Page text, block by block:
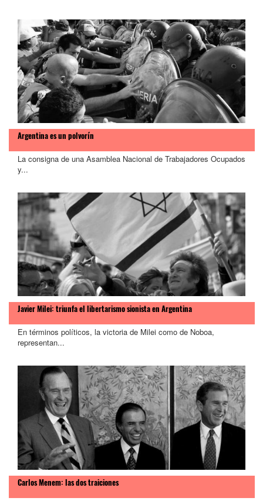
Argentina es un polvorín
La consigna de una Asamblea Nacional de Trabajadores Ocupados
y...
Javier Milei: triunfa el libertarismo sionista en Argentina
En términos políticos, la victoria de Milei como de Noboa,
representan...
Carlos Menem: las dos traiciones